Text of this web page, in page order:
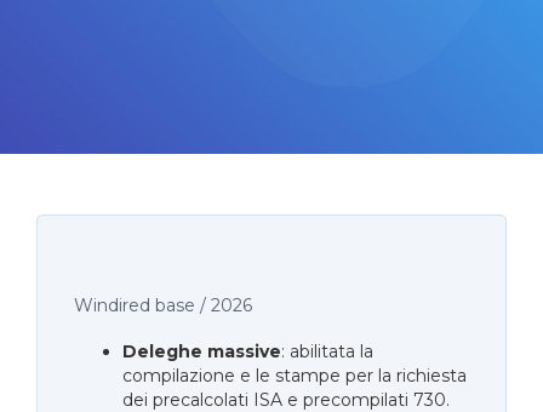
Windired base / 2026
Deleghe massive: abilitata la
compilazione e le stampe per la richiesta
dei precalcolati ISA e precompilati 730.